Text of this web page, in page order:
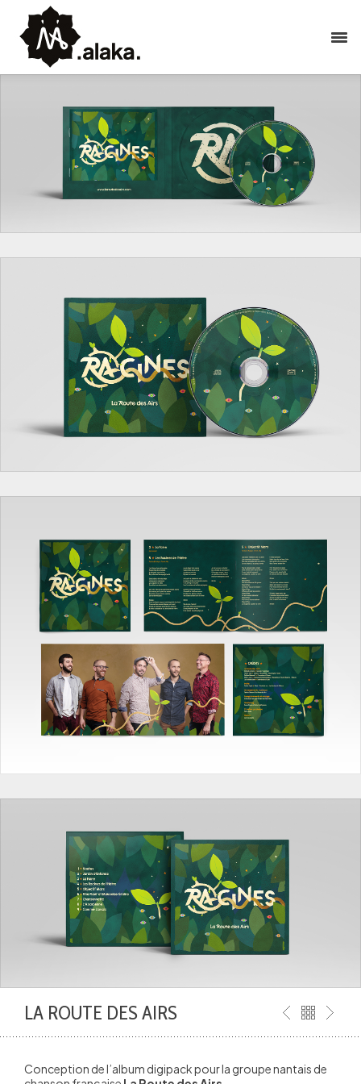
LA ROUTE DES AIRS
Conception de l’album digipack pour la groupe nantais de